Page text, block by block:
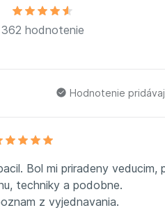
362 hodnotenie
Hodnotenie
Bol mi priradeny
techniky a podobne.
z vyjednavania.